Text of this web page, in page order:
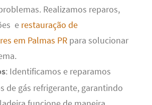
Realizamos reparos,
e restauração de
em Palmas PRpara solucionar
: Identificamos e reparamos
de gás refrigerante, garantindo